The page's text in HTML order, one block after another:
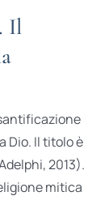
Il
Dio. Il titolo è
2013).
mitica